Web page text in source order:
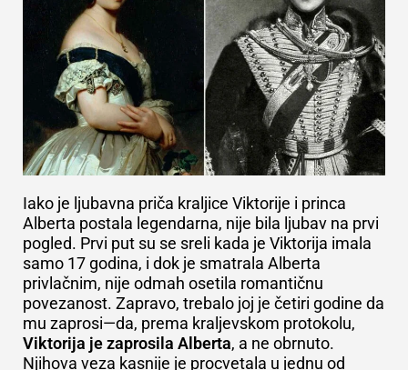
Iako je ljubavna priča kraljice Viktorije i princa
Alberta postala legendarna, nije bila ljubav na prvi
pogled. Prvi put su se sreli kada je Viktorija imala
samo 17 godina, i dok je smatrala Alberta
privlačnim, nije odmah osetila romantičnu
povezanost. Zapravo, trebalo joj je četiri godine da
mu zaprosi—da, prema kraljevskom protokolu,
Viktorija je zaprosila Alberta, a ne obrnuto.
Njihova veza kasnije je procvetala u jednu od